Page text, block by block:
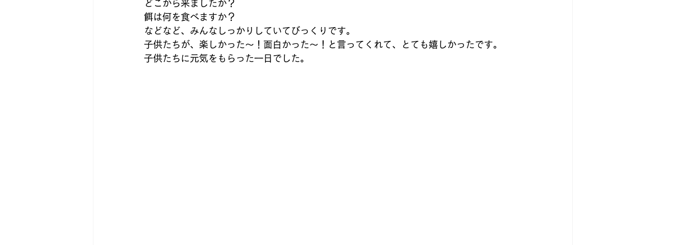
どこから来ましたか？
餌は何を食べますか？
などなど、みんなしっかりしていてびっくりです。
子供たちが、楽しかった〜！面白かった〜！と言ってくれて、とても嬉しかったです。
子供たちに元気をもらった一日でした。